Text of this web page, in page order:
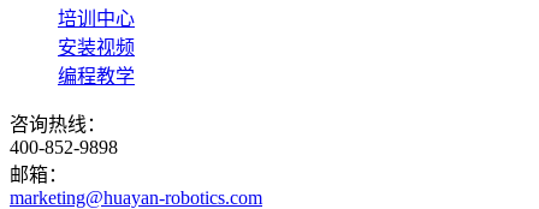
培训中心
安装视频
编程教学
咨询热线：
400-852-9898
邮箱：
marketing@huayan-robotics.com